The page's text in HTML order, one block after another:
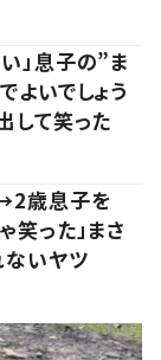
」息子の”ま
いでしょう
して笑った
歳息子を
った」まさ
ないヤツ